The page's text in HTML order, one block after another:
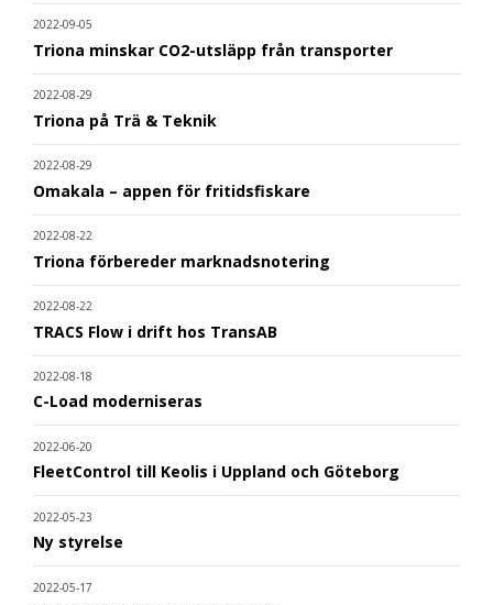
2022-09-05
Triona minskar CO2-utsläpp från transporter
2022-08-29
Triona på Trä & Teknik
2022-08-29
Omakala – appen för fritidsfiskare
2022-08-22
Triona förbereder marknadsnotering
2022-08-22
TRACS Flow i drift hos TransAB
2022-08-18
C-Load moderniseras
2022-06-20
FleetControl till Keolis i Uppland och Göteborg
2022-05-23
Ny styrelse
2022-05-17